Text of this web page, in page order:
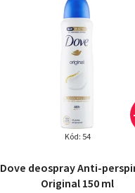
Dove deospray Anti-
Original 150 ml
Kód: 54